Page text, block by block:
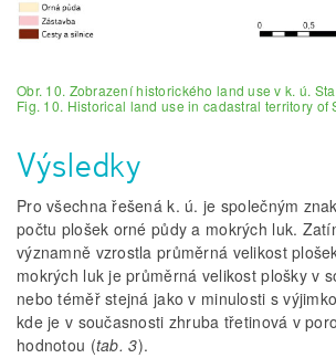
Obr. 10. Zobrazení historického land use v k. ú.
Fig. 10. Historical land use in cadastral territory of
Výsledky
Pro všechna řešená k. ú. je společným
počtu plošek orné půdy a mokrých luk.
významně vzrostla průměrná velikost
mokrých luk je průměrná velikost plošky v
nebo téměř stejná jako v minulosti s
kde je v současnosti zhruba třetinová v
hodnotou (tab. 3).